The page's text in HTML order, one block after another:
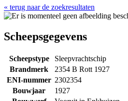
« terug naar de zoekresultaten
Scheepsgegevens
Scheepstype
Sleepvrachtschip
Brandmerk
2354 B Rott 1927
ENI-nummer 2302354
Bouwjaar
1927